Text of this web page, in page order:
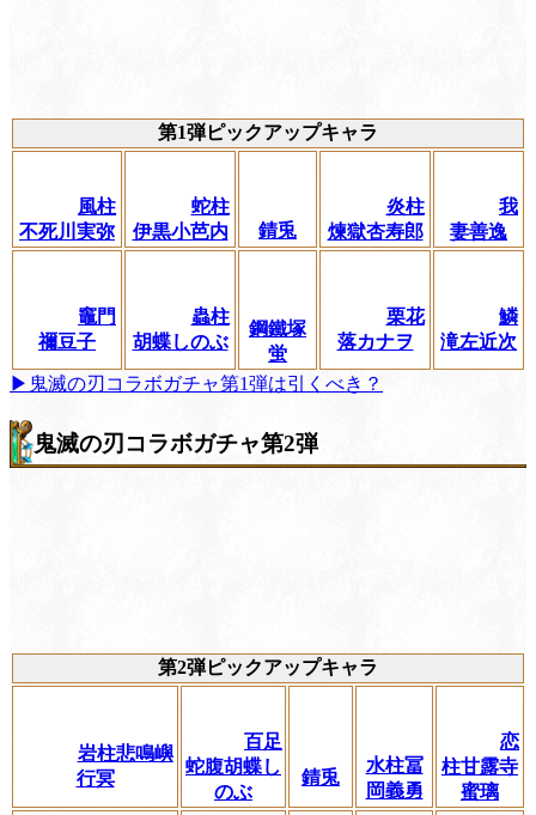
第1弾ピックアップキャラ
風柱
不死川実弥
蛇柱
伊黒小芭内
錆兎
炎柱
煉獄杏寿郎
我
妻善逸
竈門
禰豆子
蟲柱
胡蝶しのぶ
鋼鐵塚
蛍
栗花
落カナヲ
鱗
滝左近次
▶鬼滅の刃コラボガチャ第1弾は引くべき？
鬼滅の刃コラボガチャ第2弾
第2弾ピックアップキャラ
岩柱悲鳴嶼
行冥
百足
蛇腹胡蝶し
のぶ
錆兎
水柱冨
岡義勇
恋
柱甘露寺
蜜璃